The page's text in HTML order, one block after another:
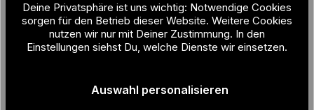
Deine Privatsphäre ist uns wichtig: Notwendige Cookies
sorgen für den Betrieb dieser Website. Weitere Cookies
nutzen wir nur mit Deiner Zustimmung. In den
Einstellungen siehst Du, welche Dienste wir einsetzen.
Auswahl personalisieren